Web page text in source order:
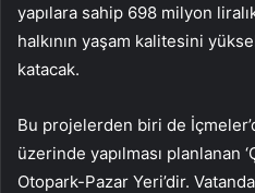
yapılara sahip 698 milyon
halkının yaşam kalitesini
katacak.
Bu projelerden biri de
üzerinde yapılması planlanan
Otopark-Pazar Yeri’dir.